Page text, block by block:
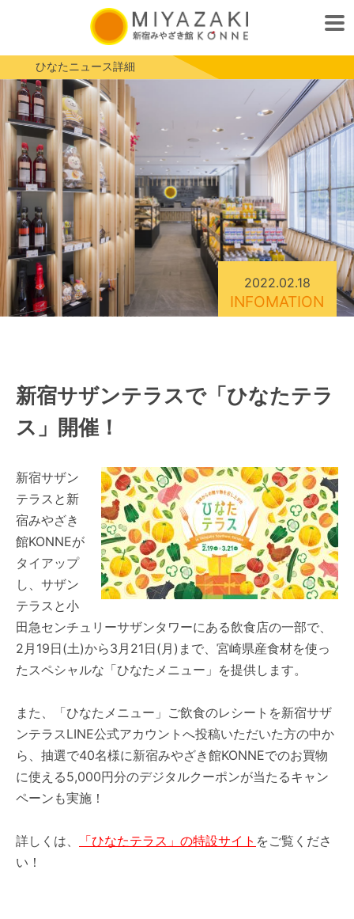
ひなたニュース詳細
2022.02.18
INFOMATION
新宿サザンテラスで「ひなたテラ
ス」開催！
新宿サザン
テラスと新
宿みやざき
館KONNEが
タイアップ
し、サザン
テラスと小
田急センチュリーサザンタワーにある飲食店の一部で、
2月19日(土)から3月21日(月)まで、宮崎県産食材を使っ
たスペシャルな「ひなたメニュー」を提供します。
また、「ひなたメニュー」ご飲食のレシートを新宿サザ
ンテラスLINE公式アカウントへ投稿いただいた方の中か
ら、抽選で40名様に新宿みやざき館KONNEでのお買物
に使える5,000円分のデジタルクーポンが当たるキャン
ペーンも実施！
詳しくは、 「ひなたテラス」の特設サイト をご覧くださ
い！